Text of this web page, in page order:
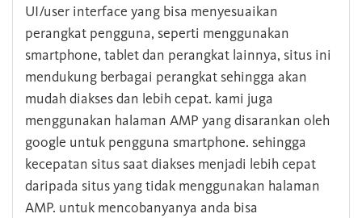
UI/user interface yang bisa menyesuaikan
perangkat pengguna, seperti menggunakan
smartphone, tablet dan perangkat lainnya, situs ini
mendukung berbagai perangkat sehingga akan
mudah diakses dan lebih cepat. kami juga
menggunakan halaman AMP yang disarankan oleh
google untuk pengguna smartphone. sehingga
kecepatan situs saat diakses menjadi lebih cepat
daripada situs yang tidak menggunakan halaman
AMP. untuk mencobanyanya anda bisa